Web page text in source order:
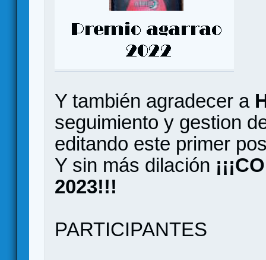
Y también agradecer a
seguimiento y gestion
editando este primer
Y sin más dilación
2023!!!
PARTICIPANTES